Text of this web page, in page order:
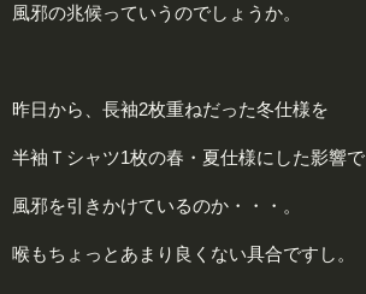
風邪の兆候っていうのでしょうか。
昨日から、長袖2枚重ねだった冬仕様を
半袖Ｔシャツ1枚の春・夏仕様にした影響で
風邪を引きかけているのか・・・。
喉もちょっとあまり良くない具合ですし。